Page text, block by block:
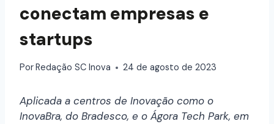
conectam empresas e
startups
PorRedação SC Inova 24 de agosto de 2023
Aplicada a centros de Inovação como o
InovaBra, do Bradesco, e o Ágora Tech Park, em